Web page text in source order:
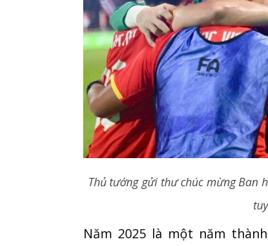
Thủ tướng gửi thư chúc mừng Ban
Năm 2025 là một năm